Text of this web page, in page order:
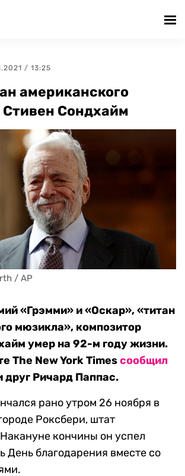
/ 13:25
американского
Сондхайм
/ AP
«Грэмми» и «Оскар», «титан
мюзикла», композитор
умер на 92-м году жизни.
The New York Timesсообщил
друг Ричард Паппас.
рано утром 26 ноября в
Роксбери, штат
кончины он успел
День благодарения вместе со